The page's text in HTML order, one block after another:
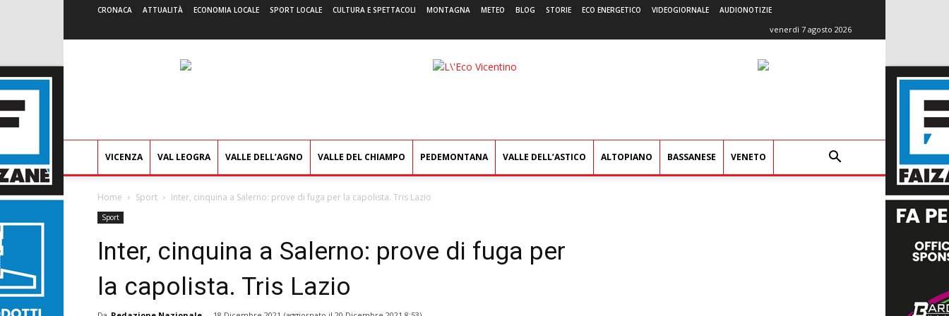
CRONACA ATTUALITÀ ECONOMIA LOCALE SPORT LOCALE CULTURA E SPETTACOLI MONTAGNA METEO BLOG STORIE ECO ENERGETICO VIDEOGIORNALE AUDIONOTIZIE
venerdì 7 agosto 2026
L'Eco
VICENZA VAL LEOGRA VALLE DELL’AGNO VALLE DEL CHIAMPO PEDEMONTANA VALLE DELL’ASTICO ALTOPIANO BASSANESE VENETO
Home Sport Inter, cinquina a Salerno: prove di fuga per la capolista. Tris Lazio
Sport
Inter, cinquina a Salerno: prove di fuga per
la capolista. Tris Lazio